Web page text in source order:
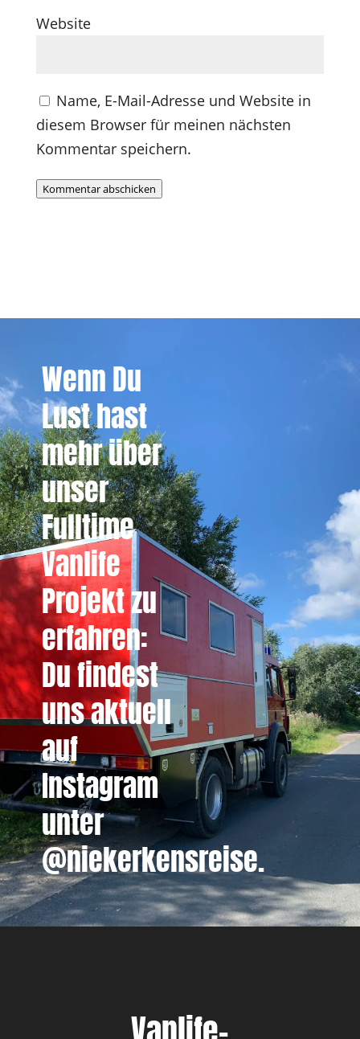
Website
Name, E-Mail-Adresse und Website in
diesem Browser für meinen nächsten
Kommentar speichern.
Kommentar abschicken
Wenn Du
Lust hast
mehr über
unser
Fulltime
Vanlife
Projekt zu
erfahren:
Du findest
uns aktuell
auf
Instagram
unter
@niekerkensreise.